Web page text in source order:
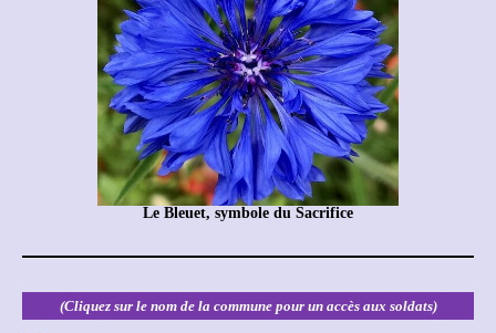
Le Bleuet, symbole du Sacrifice
(Cliquez sur le nom de la commune pour un accès aux soldats)